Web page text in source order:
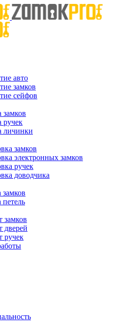
авто
замков
сейфов
замков
ручек
личинки
замков
электронных замков
ручек
доводчика
замков
петель
замков
дверей
ручек